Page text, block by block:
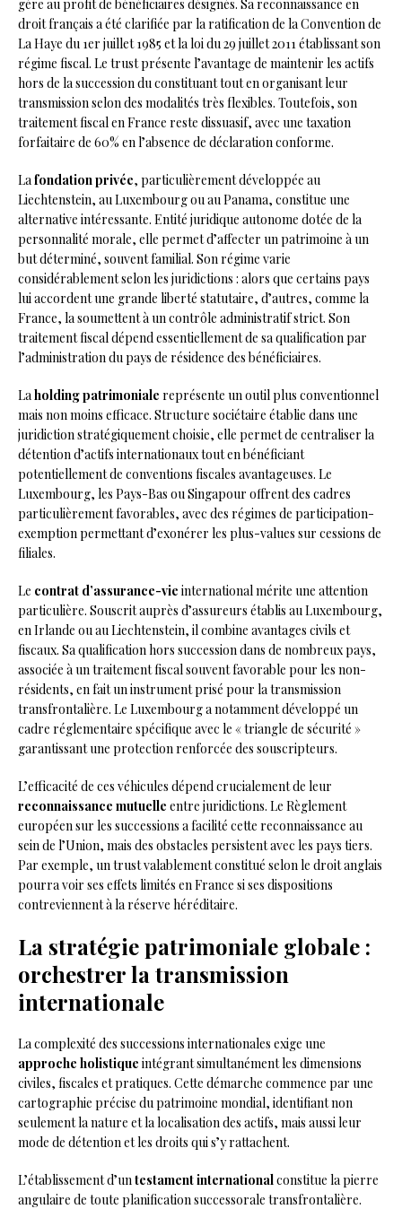
gère au profit de bénéficiaires désignés. Sa reconnaissance en
droit français a été clarifiée par la ratification de la Convention de
La Haye du 1er juillet 1985 et la loi du 29 juillet 2011 établissant son
régime fiscal. Le trust présente l’avantage de maintenir les actifs
hors de la succession du constituant tout en organisant leur
transmission selon des modalités très flexibles. Toutefois, son
traitement fiscal en France reste dissuasif, avec une taxation
forfaitaire de 60% en l’absence de déclaration conforme.
La fondation privée, particulièrement développée au
Liechtenstein, au Luxembourg ou au Panama, constitue une
alternative intéressante. Entité juridique autonome dotée de la
personnalité morale, elle permet d’affecter un patrimoine à un
but déterminé, souvent familial. Son régime varie
considérablement selon les juridictions : alors que certains pays
lui accordent une grande liberté statutaire, d’autres, comme la
France, la soumettent à un contrôle administratif strict. Son
traitement fiscal dépend essentiellement de sa qualification par
l’administration du pays de résidence des bénéficiaires.
La holding patrimoniale représente un outil plus conventionnel
mais non moins efficace. Structure sociétaire établie dans une
juridiction stratégiquement choisie, elle permet de centraliser la
détention d’actifs internationaux tout en bénéficiant
potentiellement de conventions fiscales avantageuses. Le
Luxembourg, les Pays-Bas ou Singapour offrent des cadres
particulièrement favorables, avec des régimes de participation-
exemption permettant d’exonérer les plus-values sur cessions de
filiales.
Le contrat d’assurance-vie international mérite une attention
particulière. Souscrit auprès d’assureurs établis au Luxembourg,
en Irlande ou au Liechtenstein, il combine avantages civils et
fiscaux. Sa qualification hors succession dans de nombreux pays,
associée à un traitement fiscal souvent favorable pour les non-
résidents, en fait un instrument prisé pour la transmission
transfrontalière. Le Luxembourg a notamment développé un
cadre réglementaire spécifique avec le « triangle de sécurité »
garantissant une protection renforcée des souscripteurs.
L’efficacité de ces véhicules dépend crucialement de leur
reconnaissance mutuelle entre juridictions. Le Règlement
européen sur les successions a facilité cette reconnaissance au
sein de l’Union, mais des obstacles persistent avec les pays tiers.
Par exemple, un trust valablement constitué selon le droit anglais
pourra voir ses effets limités en France si ses dispositions
contreviennent à la réserve héréditaire.
La stratégie patrimoniale globale :
orchestrer la transmission
internationale
La complexité des successions internationales exige une
approche holistique intégrant simultanément les dimensions
civiles, fiscales et pratiques. Cette démarche commence par une
cartographie précise du patrimoine mondial, identifiant non
seulement la nature et la localisation des actifs, mais aussi leur
mode de détention et les droits qui s’y rattachent.
L’établissement d’un testament internationalconstitue la pierre
angulaire de toute planification successorale transfrontalière.